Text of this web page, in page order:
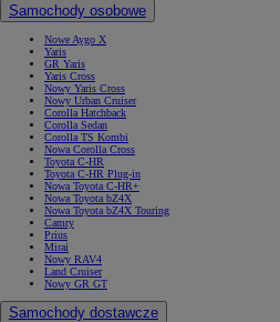
Samochody osobowe
Nowe Aygo X
Yaris
GR Yaris
Yaris Cross
Nowy Yaris Cross
Nowy Urban Cruiser
Corolla Hatchback
Corolla Sedan
Corolla TS Kombi
Nowa Corolla Cross
Toyota C-HR
Toyota C-HR Plug-in
Nowa Toyota C-HR+
Nowa Toyota bZ4X
Nowa Toyota bZ4X Touring
Camry
Prius
Mirai
Nowy RAV4
Land Cruiser
Nowy GR GT
Samochody dostawcze